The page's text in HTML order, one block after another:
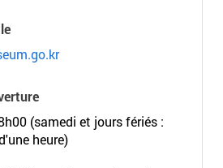
(samedi et jours fériés :
heure)